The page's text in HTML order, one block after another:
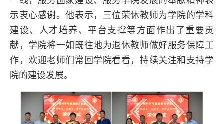
示衷心感谢。他表示，三位荣休教师为学院的学科
建设、人才培养、平台支撑等方面作出了重要贡
献，学院将一如既往地为退休教师做好服务保障工
作，欢迎老师们常回学院看看，持续关注和支持学
院的建设发展。